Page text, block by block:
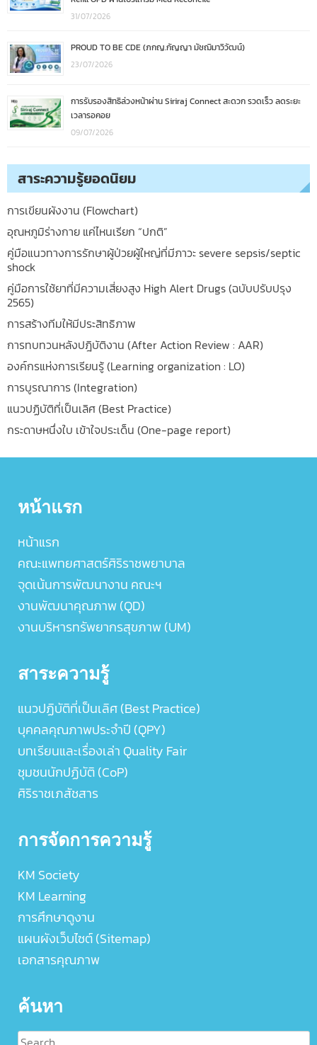
31/07/2026
PROUD TO BE CDE (ภกญ.กัญญา มัชฌิมาวิวัฒน์)
23/07/2026
การรับรองสิทธิล่วงหน้าผ่าน Siriraj Connect สะดวก รวดเร็ว ลดระยะ
เวลารอคอย
09/07/2026
สาระความรู้ยอดนิยม
การเขียนผังงาน (Flowchart)
อุณหภูมิร่างกาย แค่ไหนเรียก “ปกติ”
คู่มือแนวทางการรักษาผู้ป่วยผู้ใหญ่ที่มีภาวะ severe sepsis/septic
shock
คู่มือการใช้ยาที่มีความเสี่ยงสูง High Alert Drugs (ฉบับปรับปรุง
2565)
การสร้างทีมให้มีประสิทธิภาพ
การทบทวนหลังปฎิบัติงาน (After Action Review : AAR)
องค์กรแห่งการเรียนรู้ (Learning organization : LO)
การบูรณาการ (Integration)
แนวปฏิบัติที่เป็นเลิศ (Best Practice)
กระดาษหนึ่งใบ เข้าใจประเด็น (One-page report)
หน้าแรก
หน้าแรก
คณะแพทยศาสตร์ศิริราชพยาบาล
จุดเน้นการพัฒนางาน คณะฯ
งานพัฒนาคุณภาพ (QD)
งานบริหารทรัพยากรสุขภาพ (UM)
สาระความรู้
แนวปฏิบัติที่เป็นเลิศ (Best Practice)
บุคคลคุณภาพประจำปี (QPY)
บทเรียนและเรื่องเล่า Quality Fair
ชุมชนนักปฏิบัติ (CoP)
ศิริราชเภสัชสาร
การจัดการความรู้
KM Society
KM Learning
การศึกษาดูงาน
แผนผังเว็บไซต์ (Sitemap)
เอกสารคุณภาพ
ค้นหา
Search